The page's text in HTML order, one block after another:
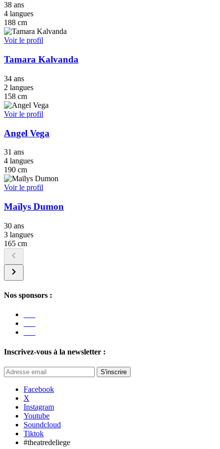
38 ans
4 langues
188 cm
Voir le profil
Tamara Kalvanda
34 ans
2 langues
158 cm
Voir le profil
Angel Vega
31 ans
4 langues
190 cm
Voir le profil
Maïlys Dumon
30 ans
3 langues
165 cm
Nos sponsors :
Inscrivez-vous à la newsletter :
S'inscrire
Facebook
X
Instagram
Youtube
Soundcloud
Tiktok
#theatredeliege